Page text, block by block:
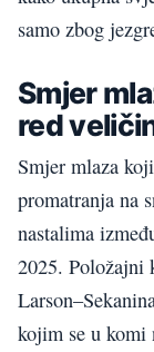
samo zbog
Smjer
red
Smjer mlaza
promatranja na
nastalima
2025. Položajni
kojim se u komi